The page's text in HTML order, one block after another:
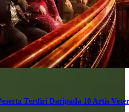
Terdiri Daripada 10 Artis